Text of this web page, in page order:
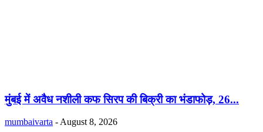
मुंबई में अवैध नशीली कफ सिरप की बिक्री का भंडाफोड़, 26...
mumbaivarta - August 8, 2026